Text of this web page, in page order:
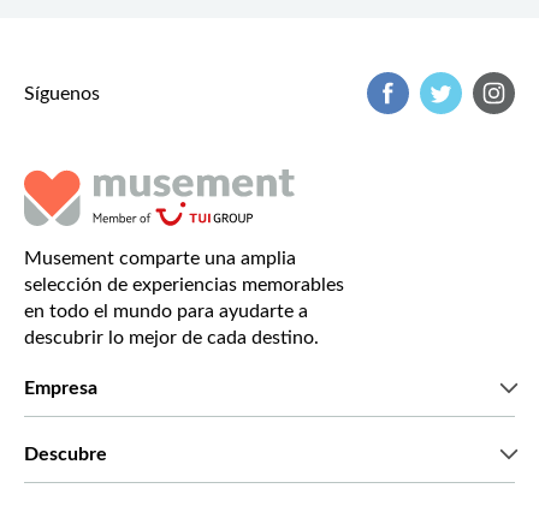
Síguenos
Musement comparte una amplia
selección de experiencias memorables
en todo el mundo para ayudarte a
descubrir lo mejor de cada destino.
Empresa
Descubre